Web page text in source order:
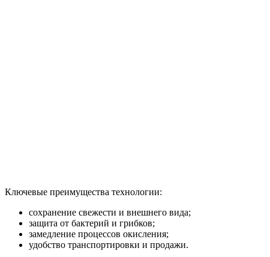
Ключевые преимущества технологии:
сохранение свежести и внешнего вида;
защита от бактерий и грибков;
замедление процессов окисления;
удобство транспортировки и продажи.